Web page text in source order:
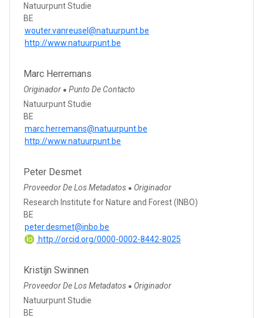
Natuurpunt Studie
BE
wouter.vanreusel@natuurpunt.be
http://www.natuurpunt.be
Marc Herremans
Originador ● Punto De Contacto
Natuurpunt Studie
BE
marc.herremans@natuurpunt.be
http://www.natuurpunt.be
Peter Desmet
Proveedor De Los Metadatos ● Originador
Research Institute for Nature and Forest (INBO)
BE
peter.desmet@inbo.be
http://orcid.org/0000-0002-8442-8025
Kristijn Swinnen
Proveedor De Los Metadatos ● Originador
Natuurpunt Studie
BE